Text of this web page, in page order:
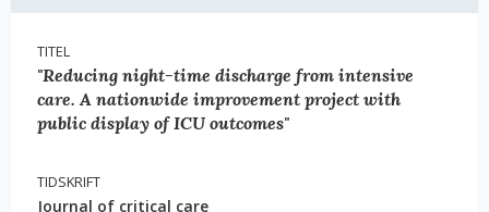
TITEL
"Reducing night-time discharge from intensive
care. A nationwide improvement project with
public display of ICU outcomes"
TIDSKRIFT
Journal of critical care